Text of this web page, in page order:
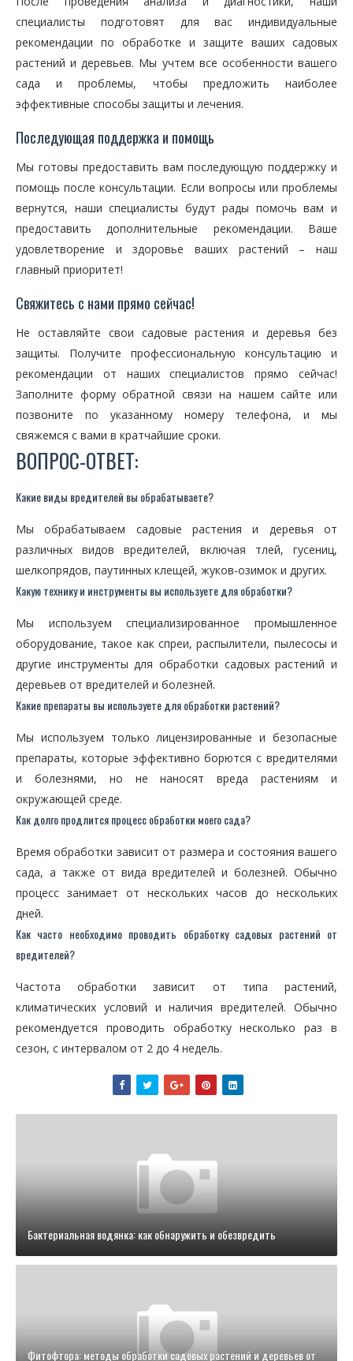
специалисты подготовят для вас индивидуальные
рекомендации по обработке и защите ваших садовых
растений и деревьев. Мы учтем все особенности вашего
сада и проблемы, чтобы предложить наиболее
эффективные способы защиты и лечения.
Последующая поддержка и помощь
Мы готовы предоставить вам последующую поддержку и
помощь после консультации. Если вопросы или проблемы
вернутся, наши специалисты будут рады помочь вам и
предоставить дополнительные рекомендации. Ваше
удовлетворение и здоровье ваших растений – наш
главный приоритет!
Свяжитесь с нами прямо сейчас!
Не оставляйте свои садовые растения и деревья без
защиты. Получите профессиональную консультацию и
рекомендации от наших специалистов прямо сейчас!
Заполните форму обратной связи на нашем сайте или
позвоните по указанному номеру телефона, и мы
свяжемся с вами в кратчайшие сроки.
ВОПРОС-ОТВЕТ:
Какие виды вредителей вы обрабатываете?
Мы обрабатываем садовые растения и деревья от
различных видов вредителей, включая тлей, гусениц,
шелкопрядов, паутинных клещей, жуков-озимок и других.
Какую технику и инструменты вы используете для обработки?
Мы используем специализированное промышленное
оборудование, такое как спреи, распылители, пылесосы и
другие инструменты для обработки садовых растений и
деревьев от вредителей и болезней.
Какие препараты вы используете для обработки растений?
Мы используем только лицензированные и безопасные
препараты, которые эффективно борются с вредителями
и болезнями, но не наносят вреда растениям и
окружающей среде.
Как долго продлится процесс обработки моего сада?
Время обработки зависит от размера и состояния вашего
сада, а также от вида вредителей и болезней. Обычно
процесс занимает от нескольких часов до нескольких
дней.
Как часто необходимо проводить обработку садовых растений от
вредителей?
Частота обработки зависит от типа растений,
климатических условий и наличия вредителей. Обычно
рекомендуется проводить обработку несколько раз в
сезон, с интервалом от 2 до 4 недель.
Бактериальная водянка: как обнаружить и обезвредить
Фитофтора: методы обработки садовых растений и деревьев от